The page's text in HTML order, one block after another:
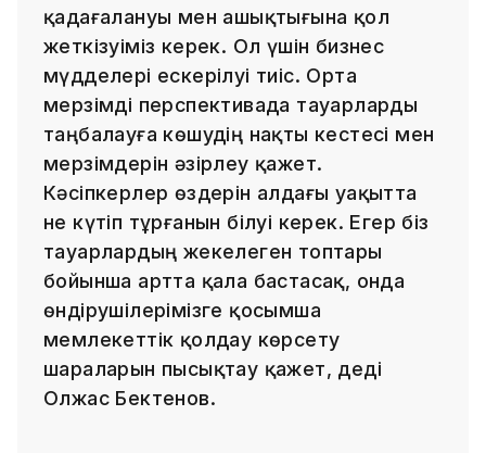
қадағалануы мен ашықтығына қол
жеткізуіміз керек. Ол үшін бизнес
мүдделері ескерілуі тиіс. Орта
мерзімді перспективада тауарларды
таңбалауға көшудің нақты кестесі мен
мерзімдерін әзірлеу қажет.
Кәсіпкерлер өздерін алдағы уақытта
не күтіп тұрғанын білуі керек. Егер біз
тауарлардың жекелеген топтары
бойынша артта қала бастасақ, онда
өндірушілерімізге қосымша
мемлекеттік қолдау көрсету
шараларын пысықтау қажет, деді
Олжас Бектенов.